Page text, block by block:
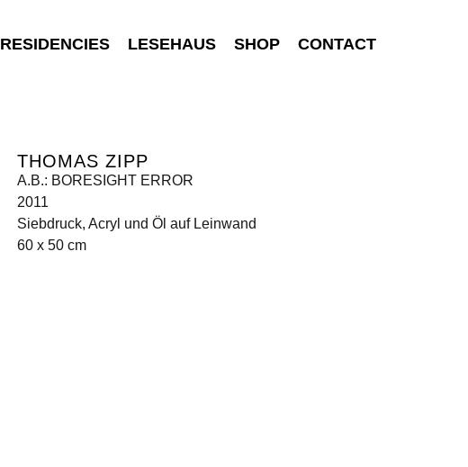
RESIDENCIES LESEHAUS SHOP CONTACT
THOMAS ZIPP
A.B.: BORESIGHT ERROR
2011
Siebdruck, Acryl und Öl auf Leinwand
60 x 50 cm